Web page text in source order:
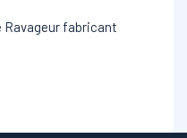
Ravageur fabricant